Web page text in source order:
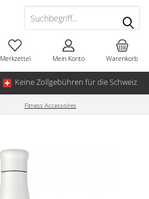
Keine Zollgebühren für die Schweiz
Warenkorb
Merkzettel Mein Konto
Fitness Accessoires